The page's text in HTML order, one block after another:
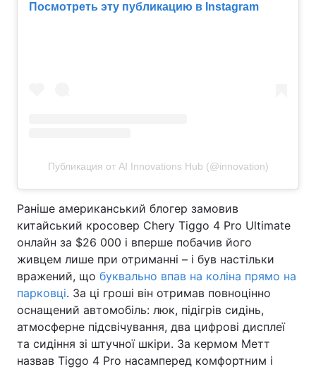
Посмотреть эту публикацию в Instagram
Публикация от AI Innovations Hub (@innovation)
Раніше американський блогер замовив
китайський кросовер Chery Tiggo 4 Pro Ultimate
онлайн за $26 000 і вперше побачив його
живцем лише при отриманні – і був настільки
вражений, що буквально впав на коліна прямо на
парковці. За ці гроші він отримав повноцінно
оснащений автомобіль: люк, підігрів сидінь,
атмосферне підсвічування, два цифрові дисплеї
та сидіння зі штучної шкіри. За кермом Метт
назвав Tiggo 4 Pro насамперед комфортним і